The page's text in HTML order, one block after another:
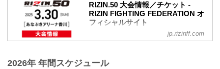
RIZIN.50 大会情報／チケット -
RIZIN FIGHTING FEDERATION オ
フィシャルサイト
／13:00開始（予定）
jp.rizinff.com
2026年 年間スケジュール